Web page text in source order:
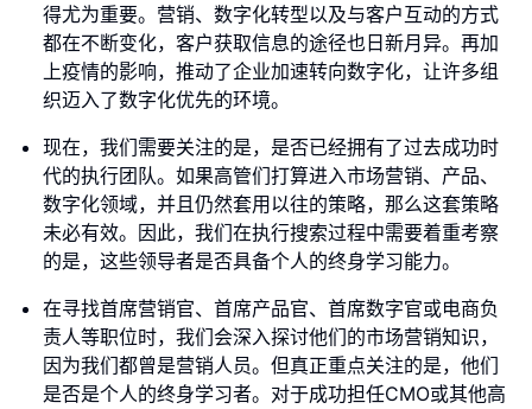
得尤为重要。营销、数字化转型以及与客户互动的方式
都在不断变化，客户获取信息的途径也日新月异。再加
上疫情的影响，推动了企业加速转向数字化，让许多组
织迈入了数字化优先的环境。
现在，我们需要关注的是，是否已经拥有了过去成功时
代的执行团队。如果高管们打算进入市场营销、产品、
数字化领域，并且仍然套用以往的策略，那么这套策略
未必有效。因此，我们在执行搜索过程中需要着重考察
的是，这些领导者是否具备个人的终身学习能力。
在寻找首席营销官、首席产品官、首席数字官或电商负
责人等职位时，我们会深入探讨他们的市场营销知识，
因为我们都曾是营销人员。但真正重点关注的是，他们
是否是个人的终身学习者。对于成功担任CMO或其他高